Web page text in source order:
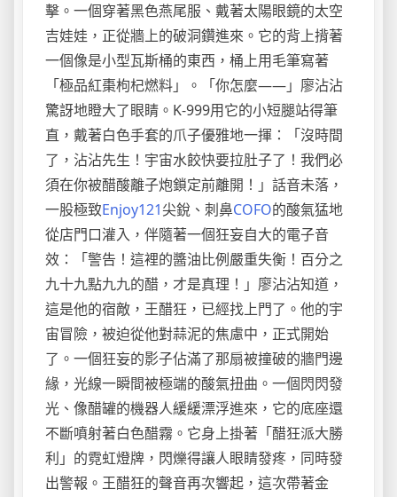
擊。一個穿著黑色燕尾服、戴著太陽眼鏡的太空
吉娃娃，正從牆上的破洞鑽進來。它的背上揹著
一個像是小型瓦斯桶的東西，桶上用毛筆寫著
「極品紅棗枸杞燃料」。「你怎麼——」廖沾沾
驚訝地瞪大了眼睛。K-999用它的小短腿站得筆
直，戴著白色手套的爪子優雅地一揮：「沒時間
了，沾沾先生！宇宙水餃快要拉肚子了！我們必
須在你被醋酸離子炮鎖定前離開！」話音未落，
一股極致Enjoy121尖銳、刺鼻COFO的酸氣猛地
從店門口灌入，伴隨著一個狂妄自大的電子音
效：「警告！這裡的醬油比例嚴重失衡！百分之
九十九點九九的醋，才是真理！」廖沾沾知道，
這是他的宿敵，王醋狂，已經找上門了。他的宇
宙冒險，被迫從他對蒜泥的焦慮中，正式開始
了。一個狂妄的影子佔滿了那扇被撞破的牆門邊
緣，光線一瞬間被極端的酸氣扭曲。一個閃閃發
光、像醋罐的機器人緩緩漂浮進來，它的底座還
不斷噴射著白色醋霧。它身上掛著「醋狂派大勝
利」的霓虹燈牌，閃爍得讓人眼睛發疼，同時發
出警報。王醋狂的聲音再次響起，這次帶著金